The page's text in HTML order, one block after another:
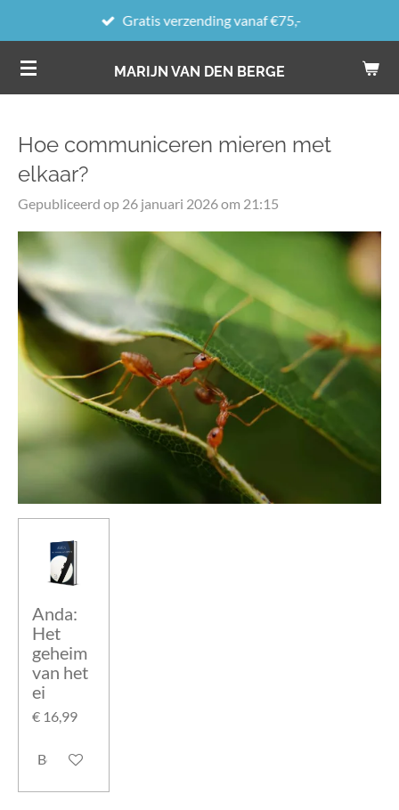
direct
naar
de
MARIJN VAN DEN BERGE
Gratis verzending vanaf €75,-
Hoe communiceren mieren met
elkaar?
Gepubliceerd op 26 januari 2026 om 21:15
Anda:
Het
geheim
van het
ei
€ 16,99
Bekijk details